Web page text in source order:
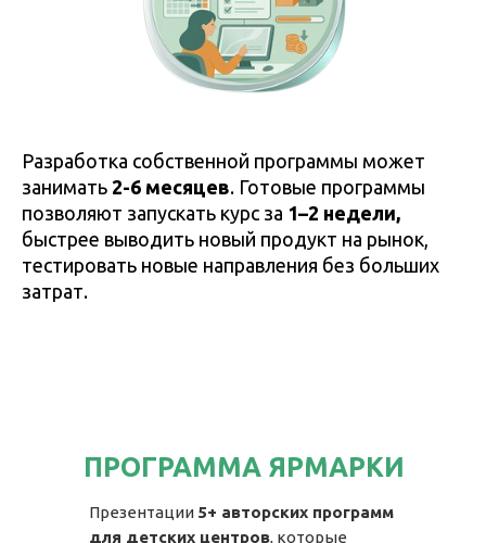
Разработка собственной программы может
занимать 2-6 месяцев. Готовые программы
позволяют запускать курс за 1–2 недели,
быстрее выводить новый продукт на рынок,
тестировать новые направления без больших
затрат.
ПРОГРАММА ЯРМАРКИ
Презентации 5+ авторских программ
для детских центров, которые